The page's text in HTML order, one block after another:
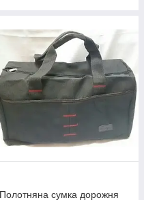
Полотняна сумка дорожня